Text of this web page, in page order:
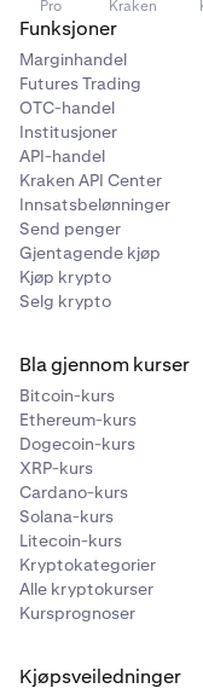
Merk:En tildeling på
være kvalifisert for
tildeling på under
distribusjon.
Pro Kraken
Funksjoner
Marginhandel
Futures Trading
OTC-handel
Institusjoner
API-handel
Kraken API Center
Innsatsbelønninger
Send penger
Gjentagende kjøp
Kjøp krypto
Selg krypto
Bla gjennom kurser
Bitcoin-kurs
Ethereum-kurs
Dogecoin-kurs
XRP-kurs
Cardano-kurs
Solana-kurs
Litecoin-kurs
Kryptokategorier
Alle kryptokurser
Kursprognoser
Kjøpsveiledninger